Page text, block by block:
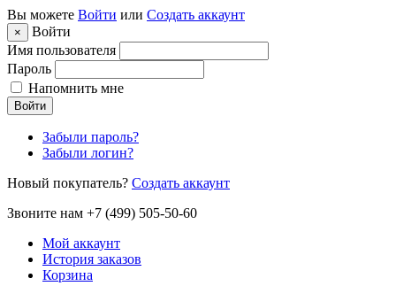
Вы можете Войти или Создать аккаунт
×
Войти
Имя пользователя
Пароль
Напомнить мне
Войти
Забыли пароль?
Забыли логин?
Новый покупатель? Создать аккаунт
Звоните нам +7 (499) 505-50-60
Мой аккаунт
История заказов
Корзина